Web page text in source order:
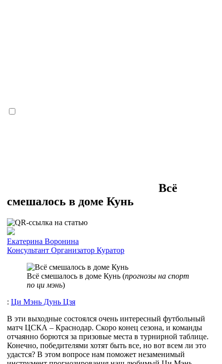
Всё
смешалось в доме Кунь
Екатерина Воронина
Консультант Организатор Куратор
Всё смешалось в доме Кунь (прогнозы на спорт
по ци мэнь)
: Ци Мэнь Дунь Цзя
В эти выходные состоялся очень интересный футбольный
матч ЦСКА – Краснодар. Скоро конец сезона, и команды
отчаянно борются за призовые места в турнирной таблице.
Конечно, победителями хотят быть все, но вот всем ли это
удастся? В этом вопросе нам поможет незаменимый